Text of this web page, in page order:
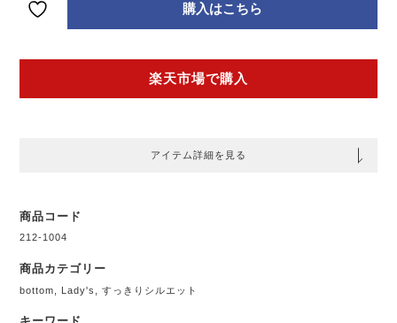
購入はこちら
楽天市場で購入
アイテム詳細を見る
商品コード
212-1004
商品カテゴリー
bottom Lady's ,すっきりシルエット